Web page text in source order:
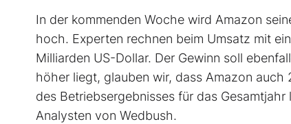
In der kommenden Woche wird Amazon
hoch. Experten rechnen beim Umsatz mit
Milliarden US-Dollar. Der Gewinn soll
höher liegt, glauben wir, dass Amazon
des Betriebsergebnisses für das
Analysten von Wedbush.